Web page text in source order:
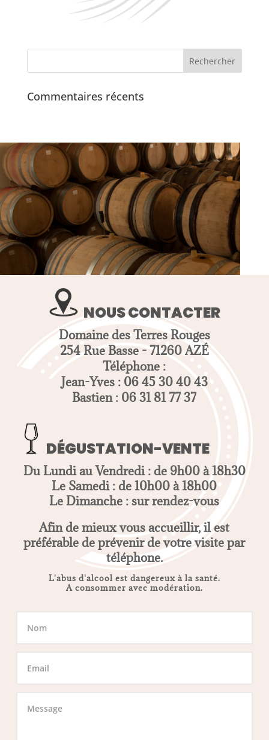
Commentaires récents
NOUS CONTACTER
Domaine des Terres Rouges
254 Rue Basse - 71260 AZÉ
Téléphone :
Jean-Yves : 06 45 30 40 43
Bastien : 06 31 81 77 37
DÉGUSTATION-VENTE
Du Lundi au Vendredi : de 9h00 à 18h30
Le Samedi : de 10h00 à 18h00
Le Dimanche : sur rendez-vous
Afin de mieux vous accueillir, il est
préférable de prévenir de votre visite par
téléphone.
L'abus d'alcool est dangereux à la santé.
A consommer avec modération.